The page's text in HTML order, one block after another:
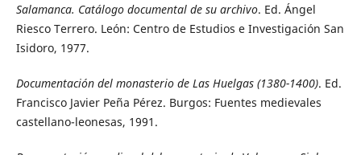
Salamanca. Catálogo documental de su archivo. Ed. Ángel
Riesco Terrero. León: Centro de Estudios e Investigación San
Isidoro, 1977.
Documentación del monasterio de Las Huelgas (1380-1400). Ed.
Francisco Javier Peña Pérez. Burgos: Fuentes medievales
castellano-leonesas, 1991.